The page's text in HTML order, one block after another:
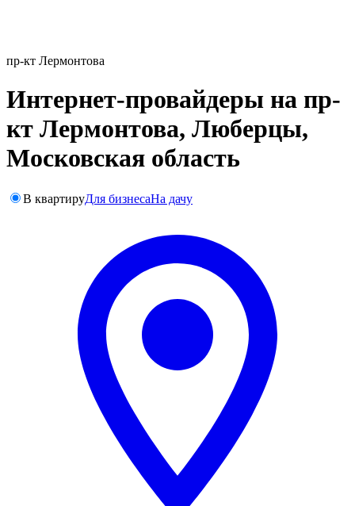
пр-кт Лермонтова
Интернет-провайдеры на пр-
кт Лермонтова, Люберцы,
Московская область
В квартируДля бизнесаНа дачу